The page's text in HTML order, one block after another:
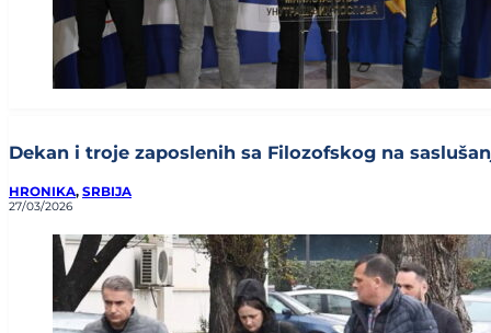
Dekan i troje zaposlenih sa Filozofskog na
HRONIKA, SRBIJA
27/03/2026